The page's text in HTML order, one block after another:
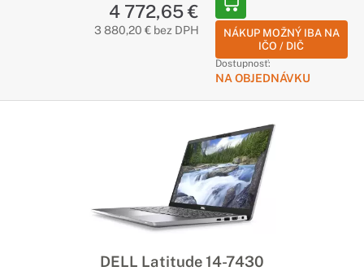
4 772,65 €
3 880,20 € bez DPH
NÁKUP MOŽNÝ IBA NA
IČO / DIČ
Dostupnosť:
NA OBJEDNÁVKU
DELL Latitude 14-7430